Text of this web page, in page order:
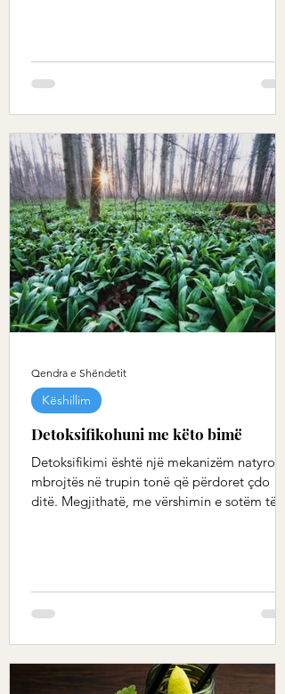
Detoksifikohuni me këto bimë
Detoksifikimi është një mekanizëm natyror
mbrojtës në trupin tonë që përdoret çdo
ditë. Megjithatë, me vërshimin e sotëm të
Këshillim
Qendra e Shëndetit